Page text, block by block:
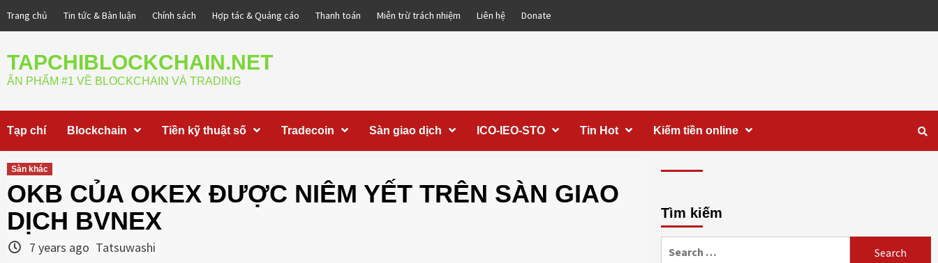
Trang chủ Tin tức & Bàn luận Chính sách Hợp tác & Quảng cáo Thanh toán Miễn trừ trách nhiệm Liên hệ Donate
TAPCHIBLOCKCHAIN.NET
ẤN PHẨM #1 VỀ BLOCKCHAIN VÀ TRADING
Tạp chí Blockchain Tiền kỹ thuật số Tradecoin Sàn giao dịch ICO-IEO-STO Tin Hot Kiếm tiền online
Sàn khác
OKB CỦA OKEX ĐƯỢC NIÊM YẾT TRÊN SÀN GIAO
DỊCH BVNEX
7 years ago Tatsuwashi
Tìm kiếm